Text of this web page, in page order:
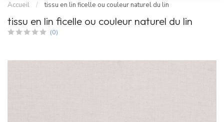
Accueil / tissu en lin ficelle ou couleur naturel du lin
tissu en lin ficelle ou couleur naturel du lin
(0)